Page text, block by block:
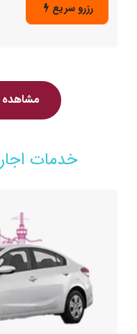
رزرو سریع
مشاهده
خدمات